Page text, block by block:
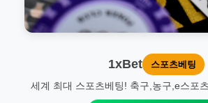
1xBet 스포츠베팅
세계 최대 스포츠베팅! 축구,농구,e스포